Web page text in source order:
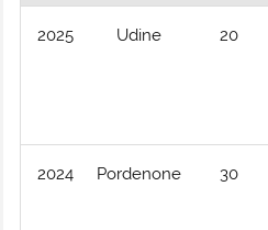
2025 Udine 20
2024 Pordenone 30